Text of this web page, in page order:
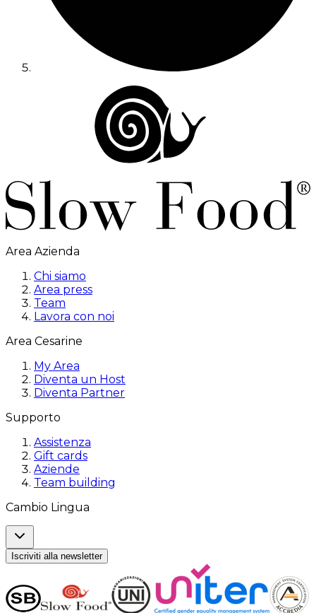
Area Azienda
Chi siamo
Area press
Team
Lavora con noi
Area Cesarine
My Area
Diventa un Host
Diventa Partner
Supporto
Assistenza
Gift cards
Aziende
Team building
Cambio Lingua
Iscriviti alla newsletter